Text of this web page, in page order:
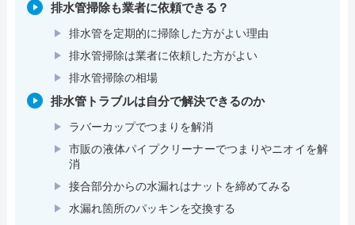
排水管掃除も業者に依頼できる？
排水管を定期的に掃除した方がよい理由
排水管掃除は業者に依頼した方がよい
排水管掃除の相場
排水管トラブルは自分で解決できるのか
ラバーカップでつまりを解消
市販の液体パイプクリーナーでつまりやニオイを解
消
接合部分からの水漏れはナットを締めてみる
水漏れ箇所のパッキンを交換する